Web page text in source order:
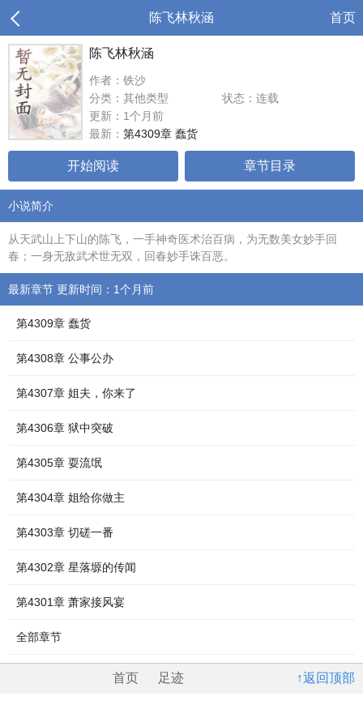
陈飞林秋涵 首页
陈飞林秋涵
作者：铁沙
分类：其他类型
状态：连载
更新：1个月前
最新： 第4309章 蠢货
开始阅读 章节目录
小说简介
从天武山上下山的陈飞，一手神奇医术治百病，为无数美女妙手回
春；一身无敌武术世无双，回春妙手诛百恶。
最新章节 更新时间：1个月前
第4309章 蠢货
第4308章 公事公办
第4307章 姐夫，你来了
第4306章 狱中突破
第4305章 耍流氓
第4304章 姐给你做主
第4303章 切磋一番
第4302章 星落塬的传闻
第4301章 萧家接风宴
全部章节
↑返回顶部
首页 足迹